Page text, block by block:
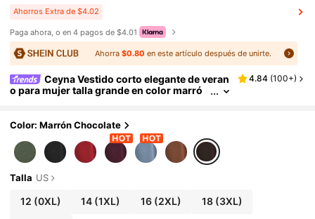
Ahorros Extra de $4.02
Paga ahora, o en 4 pagos de $4.01
Ahorra$0.80 en este artículo después de unirte.
Ceyna Vestido corto elegante de veran
o para mujer talla grande en color marró
o cruzado, ideal para vacaciones y oficina
4.84 (100+)
Color: Marrón Chocolate
Talla US
12 (0XL) 14 (1XL) 16(2XL) 18(3XL)